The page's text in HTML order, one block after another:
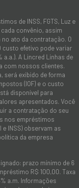
de INSS, FGTS, Luz e
convênio, assim
ato da contratação. O
custo efetivo pode variar
a.a.). A Lincred Linhas de
com nossos clientes.
será exibido de forma
(IOF) e o custo
disponível para
apresentados. Você
a contratação do seu
nos empréstimos
INSS) observam as
da empresa
prazo mínimo de 6
R$ 100,00. Taxa
a.m. Informações